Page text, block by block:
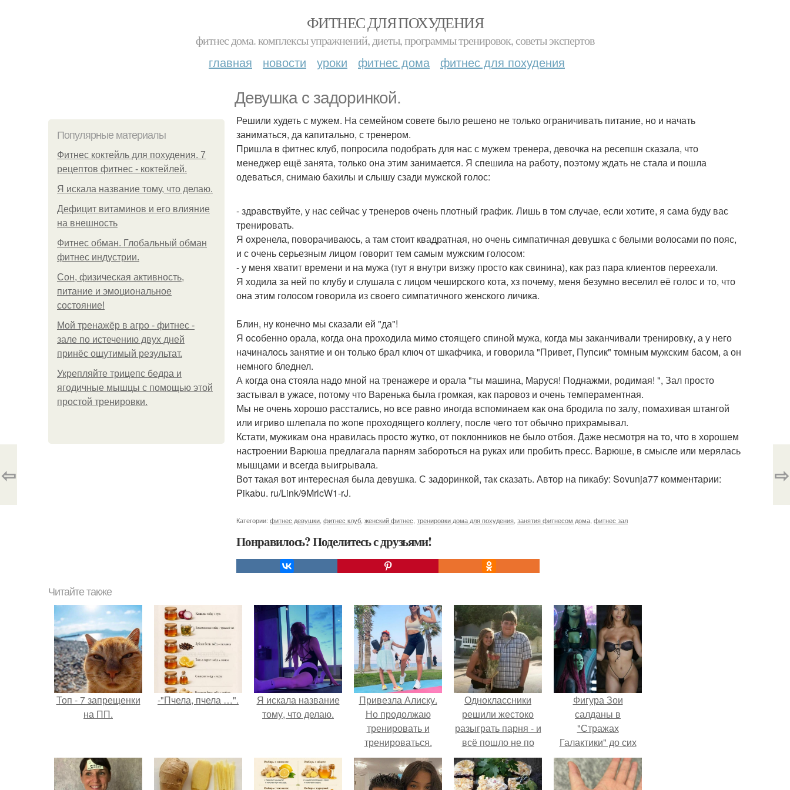
ФИТНЕС ДЛЯ ПОХУДЕНИЯ
фитнес дома. комплексы упражнений, диеты, программы тренировок, советы экспертов
главная новости уроки фитнес дома фитнес для похудения
Девушка с задоринкой.
Популярные материалы
Фитнес коктейль для похудения. 7
рецептов фитнес - коктейлей.
Я искала название тому, что делаю.
Дефицит витаминов и его влияние
на внешность
Фитнес обман. Глобальный обман
фитнес индустрии.
Сон, физическая активность,
питание и эмоциональное
состояние!
Мой тренажёр в агро - фитнес -
зале по истечению двух дней
принёс ощутимый результат.
Укрепляйте трицепс бедра и
ягодичные мышцы с помощью этой
простой тренировки.
Решили худеть с мужем. На семейном совете было решено не только ограничивать питание, но и начать
заниматься, да капитально, с тренером.
Пришла в фитнес клуб, попросила подобрать для нас с мужем тренера, девочка на ресепшн сказала, что
менеджер ещё занята, только она этим занимается. Я спешила на работу, поэтому ждать не стала и пошла
одеваться, снимаю бахилы и слышу сзади мужской голос:
- здравствуйте, у нас сейчас у тренеров очень плотный график. Лишь в том случае, если хотите, я сама буду вас
тренировать.
Я охренела, поворачиваюсь, а там стоит квадратная, но очень симпатичная девушка с белыми волосами по пояс,
и с очень серьезным лицом говорит тем самым мужским голосом:
- у меня хватит времени и на мужа (тут я внутри визжу просто как свинина), как раз пара клиентов переехали.
Я ходила за ней по клубу и слушала с лицом чеширского кота, хз почему, меня безумно веселил её голос и то, что
она этим голосом говорила из своего симпатичного женского личика.
Блин, ну конечно мы сказали ей "да"!
Я особенно орала, когда она проходила мимо стоящего спиной мужа, когда мы заканчивали тренировку, а у него
начиналось занятие и он только брал ключ от шкафчика, и говорила "Привет, Пупсик" томным мужским басом, а он
немного бледнел.
А когда она стояла надо мной на тренажере и орала "ты машина, Маруся! Поднажми, родимая! ", Зал просто
застывал в ужасе, потому что Варенька была громкая, как паровоз и очень темпераментная.
Мы не очень хорошо расстались, но все равно иногда вспоминаем как она бродила по залу, помахивая штангой
или игриво шлепала по жопе проходящего коллегу, после чего тот обычно прихрамывал.
Кстати, мужикам она нравилась просто жутко, от поклонников не было отбоя. Даже несмотря на то, что в хорошем
настроении Варюша предлагала парням забороться на руках или пробить пресс. Варюше, в смысле или мерялась
мышцами и всегда выигрывала.
Вот такая вот интересная была девушка. С задоринкой, так сказать. Автор на пикабу: Sovunja77 комментарии:
Pikabu. ru/Link/9MrlcW1-rJ.
Категории: фитнес девушки фитнес клуб женский фитнес тренировки дома для похудения занятия фитнесом дома фитнес зал
Понравилось? Поделитесь с друзьями!
⇦ ⇨
Читайте также
Топ - 7 запрещенки
на ПП.
-"Пчела, пчела …".
Я искала название
тому, что делаю.
Привезла Алиску.
Но продолжаю
тренировать и
тренироваться.
Одноклассники
решили жестоко
разыграть парня - и
всё пошло не по
плану.
Фигура Зои
салданы в
"Стражах
Галактики" до сих
пор вызывает
восхищение.